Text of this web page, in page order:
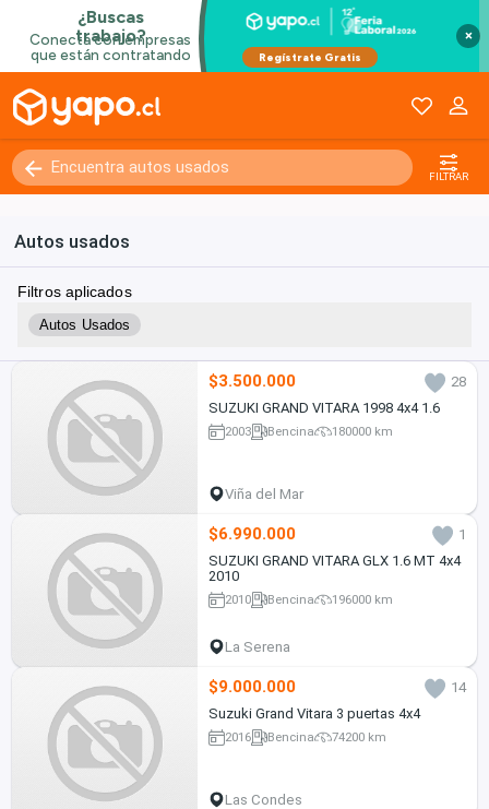
×
FILTRAR
Autos usados
Filtros aplicados
Autos Usados
$3.500.000
28
SUZUKI GRAND VITARA 1998 4x4 1.6
2003 Bencina 180000 km
Viña del Mar
$6.990.000
1
SUZUKI GRAND VITARA GLX 1.6 MT 4x4
2010
2010 Bencina 196000 km
La Serena
$9.000.000
14
Suzuki Grand Vitara 3 puertas 4x4
2016 Bencina 74200 km
Las Condes